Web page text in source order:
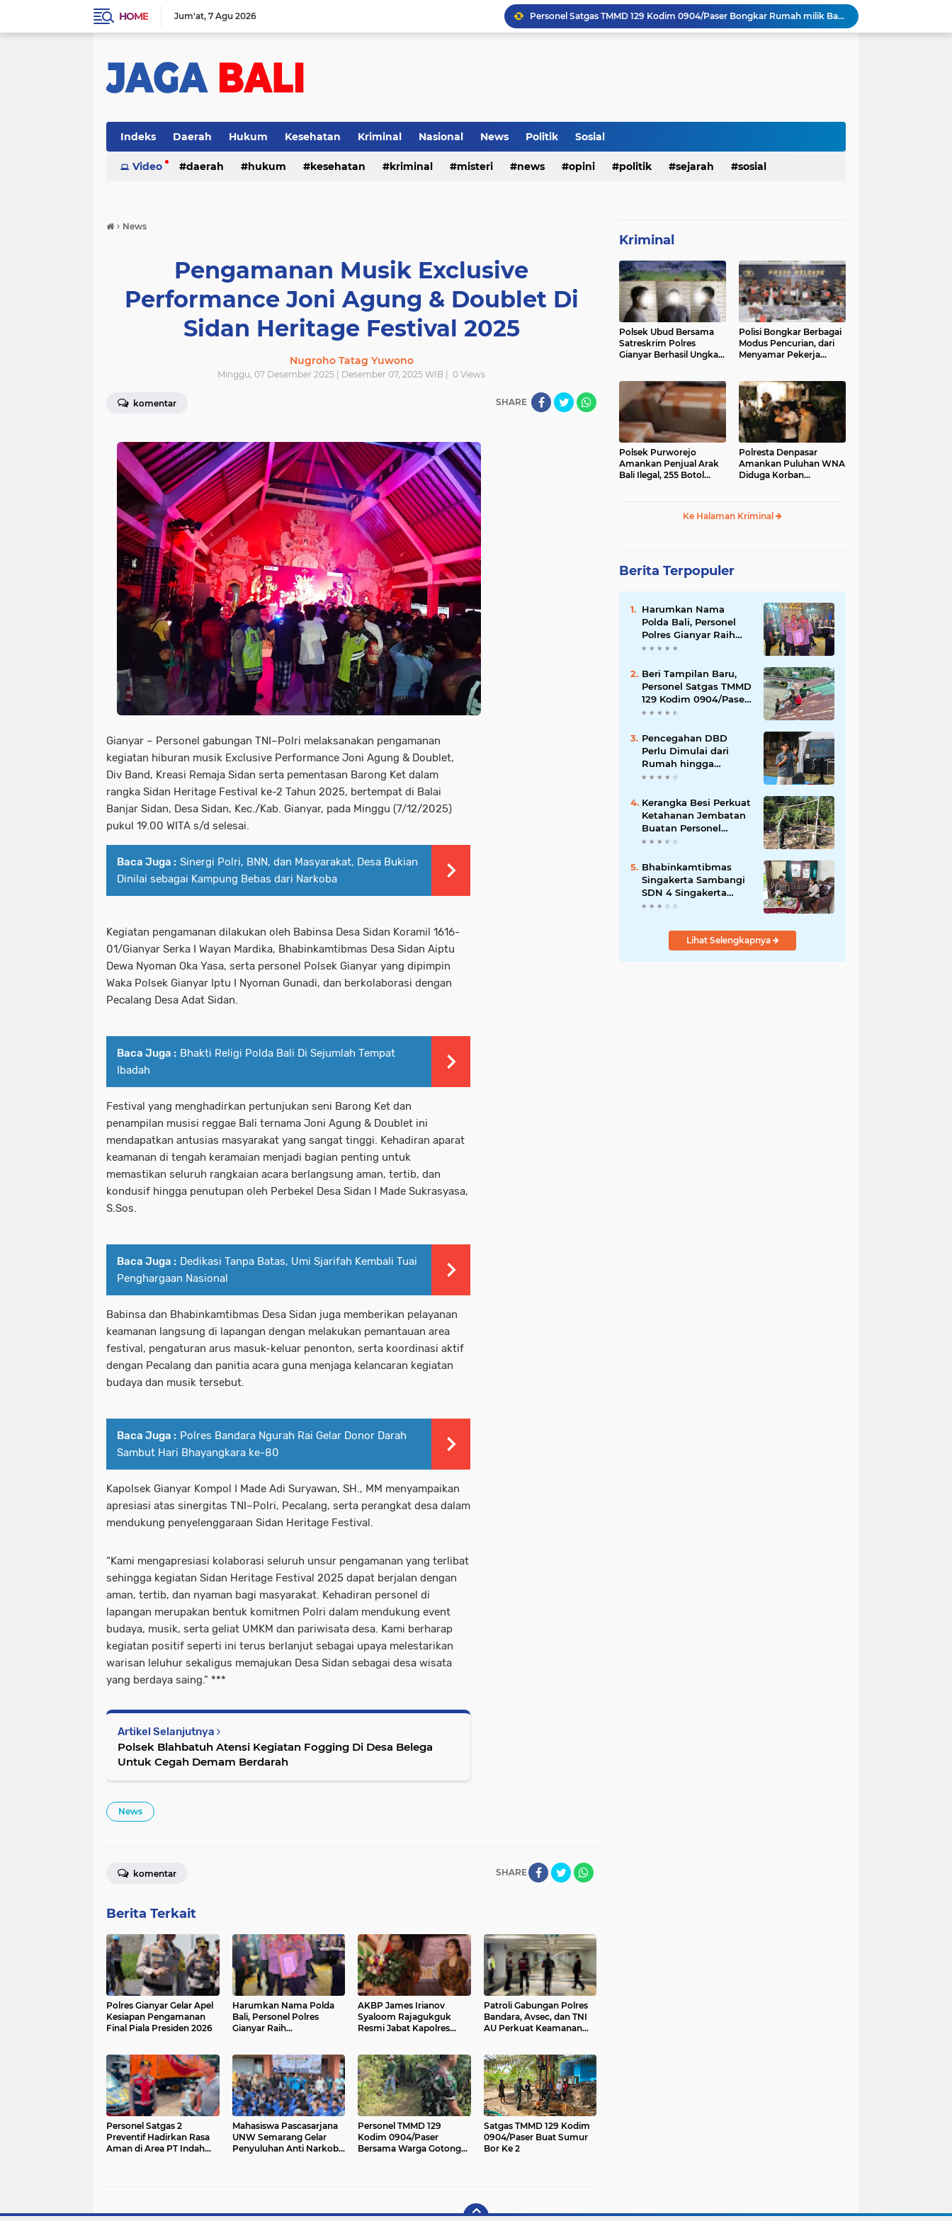
HOME Jum'at 7 Agu 2026
Personel Satgas TMMD 129 Kodim 0904/Paser Bongkar Rumah milik Bapak Harim
Polresta Denpasar Ungkap Kasus Narkoba, Temukan Senpi dan Airsoft Gun Saat Pengerebekan
Polres Gianyar Gelar Apel Kesiapan Pengamanan Final Piala Presiden 2026
Inilah Tampilan Baru Rumah Bapak Sirajudi Setelah Direnovasi
Indeks Daerah Hukum Kesehatan Kriminal Nasional News Politik Sosial
Video daerah hukum kesehatan kriminal misteri news opini politik sejarah sosial
› News
Pengamanan Musik Exclusive
Performance Joni Agung & Doublet Di
Sidan Heritage Festival 2025
Nugroho Tatag Yuwono
Minggu, 07 Desember 2025 | Desember 07, 2025 WIB | 0 Views
komentar SHARE
Gianyar – Personel gabungan TNI–Polri melaksanakan pengamanan
kegiatan hiburan musik Exclusive Performance Joni Agung & Doublet,
Div Band, Kreasi Remaja Sidan serta pementasan Barong Ket dalam
rangka Sidan Heritage Festival ke-2 Tahun 2025, bertempat di Balai
Banjar Sidan, Desa Sidan, Kec./Kab. Gianyar, pada Minggu (7/12/2025)
pukul 19.00 WITA s/d selesai.
Baca Juga : Sinergi Polri, BNN, dan Masyarakat, Desa Bukian
Dinilai sebagai Kampung Bebas dari Narkoba
Kegiatan pengamanan dilakukan oleh Babinsa Desa Sidan Koramil 1616-
01/Gianyar Serka I Wayan Mardika, Bhabinkamtibmas Desa Sidan Aiptu
Dewa Nyoman Oka Yasa, serta personel Polsek Gianyar yang dipimpin
Waka Polsek Gianyar Iptu I Nyoman Gunadi, dan berkolaborasi dengan
Pecalang Desa Adat Sidan.
Baca Juga : Bhakti Religi Polda Bali Di Sejumlah Tempat
Ibadah
Festival yang menghadirkan pertunjukan seni Barong Ket dan
penampilan musisi reggae Bali ternama Joni Agung & Doublet ini
mendapatkan antusias masyarakat yang sangat tinggi. Kehadiran aparat
keamanan di tengah keramaian menjadi bagian penting untuk
memastikan seluruh rangkaian acara berlangsung aman, tertib, dan
kondusif hingga penutupan oleh Perbekel Desa Sidan I Made Sukrasyasa,
S.Sos.
Baca Juga : Dedikasi Tanpa Batas, Umi Sjarifah Kembali Tuai
Penghargaan Nasional
Babinsa dan Bhabinkamtibmas Desa Sidan juga memberikan pelayanan
keamanan langsung di lapangan dengan melakukan pemantauan area
festival, pengaturan arus masuk-keluar penonton, serta koordinasi aktif
dengan Pecalang dan panitia acara guna menjaga kelancaran kegiatan
budaya dan musik tersebut.
Baca Juga : Polres Bandara Ngurah Rai Gelar Donor Darah
Sambut Hari Bhayangkara ke-80
Kapolsek Gianyar Kompol I Made Adi Suryawan, SH., MM menyampaikan
apresiasi atas sinergitas TNI–Polri, Pecalang, serta perangkat desa dalam
mendukung penyelenggaraan Sidan Heritage Festival.
“Kami mengapresiasi kolaborasi seluruh unsur pengamanan yang terlibat
sehingga kegiatan Sidan Heritage Festival 2025 dapat berjalan dengan
aman, tertib, dan nyaman bagi masyarakat. Kehadiran personel di
lapangan merupakan bentuk komitmen Polri dalam mendukung event
budaya, musik, serta geliat UMKM dan pariwisata desa. Kami berharap
kegiatan positif seperti ini terus berlanjut sebagai upaya melestarikan
warisan leluhur sekaligus memajukan Desa Sidan sebagai desa wisata
yang berdaya saing.” ***
Artikel Selanjutnya
Polsek Blahbatuh Atensi Kegiatan Fogging Di Desa Belega
Untuk Cegah Demam Berdarah
News
SHARE
komentar
Berita Terkait
Polres Gianyar Gelar Apel
Kesiapan Pengamanan
Final Piala Presiden 2026
Harumkan Nama Polda
Bali, Personel Polres
Gianyar Raih
AKBP James Irianov
Syaloom Rajagukguk
Resmi Jabat Kapolres
Patroli Gabungan Polres
Bandara, Avsec, dan TNI
AU Perkuat Keamanan
Personel Satgas 2
Preventif Hadirkan Rasa
Aman di Area PT Indah
Mahasiswa Pascasarjana
UNW Semarang Gelar
Penyuluhan Anti Narkoba
Personel TMMD 129
Kodim 0904/Paser
Bersama Warga Gotong
Satgas TMMD 129 Kodim
0904/Paser Buat Sumur
Bor Ke 2
Kriminal
Polsek Ubud Bersama
Satreskrim Polres
Gianyar Berhasil Ungkap
Polisi Bongkar Berbagai
Modus Pencurian, dari
Menyamar Pekerja
Polsek Purworejo
Amankan Penjual Arak
Bali Ilegal, 255 Botol
Polresta Denpasar
Amankan Puluhan WNA
Diduga Korban
Ke Halaman Kriminal
Berita Terpopuler
Harumkan Nama
Polda Bali, Personel
Polres Gianyar Raih
Penghargaan
Beri Tampilan Baru,
Personel Satgas TMMD
129 Kodim 0904/Paser
Cat Atap Rumah
Pencegahan DBD
Perlu Dimulai dari
Rumah hingga
Lingkungan Sekolah
Kerangka Besi Perkuat
Ketahanan Jembatan
Buatan Personel
TMMD 129
Bhabinkamtibmas
Singakerta Sambangi
SDN 4 Singakerta
Edukasi Pencegahan
Lihat Selengkapnya